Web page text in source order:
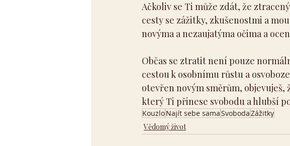
Ačkoliv se Ti může zdát, že
cesty se zážitky, zkušenostmi a
novýma a nezaujatýma očima a
Občas se ztratit není pouze
cestou k osobnímu růstu a
otevřen novým směrům, objevuješ,
který Ti přinese svobodu a hlubší
KouzloNajít sebe samaSvobodaZážitky
Vědomý život